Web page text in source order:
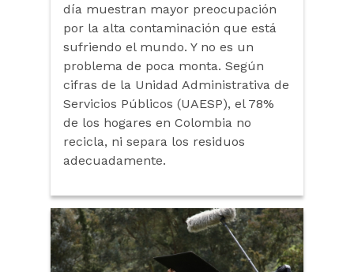
día muestran mayor preocupación
por la alta contaminación que está
sufriendo el mundo. Y no es un
problema de poca monta. Según
cifras de la Unidad Administrativa de
Servicios Públicos (UAESP), el 78%
de los hogares en Colombia no
recicla, ni separa los residuos
adecuadamente.